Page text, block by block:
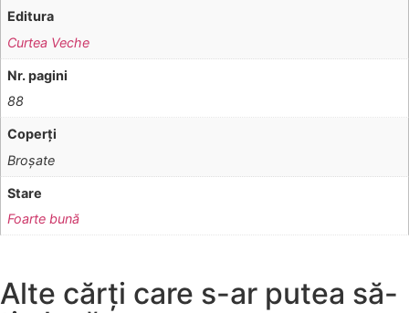
Editura
Curtea Veche
Nr. pagini
88
Coperţi
Broşate
Stare
Foarte bună
Alte cărți care s-ar putea să-